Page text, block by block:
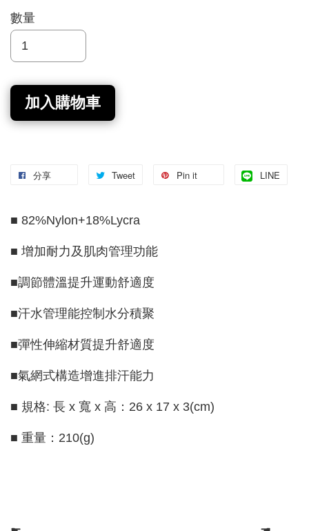
數量
加入購物車
分享 Tweet Pin it LINE
■ 82%Nylon+18%Lycra
■ 增加耐力及肌肉管理功能
■調節體溫提升運動舒適度
■汗水管理能控制水分積聚
■彈性伸縮材質提升舒適度
■氣網式構造增進排汗能力
■ 規格: 長 x 寬 x 高：26 x 17 x 3(cm)
■ 重量：210(g)